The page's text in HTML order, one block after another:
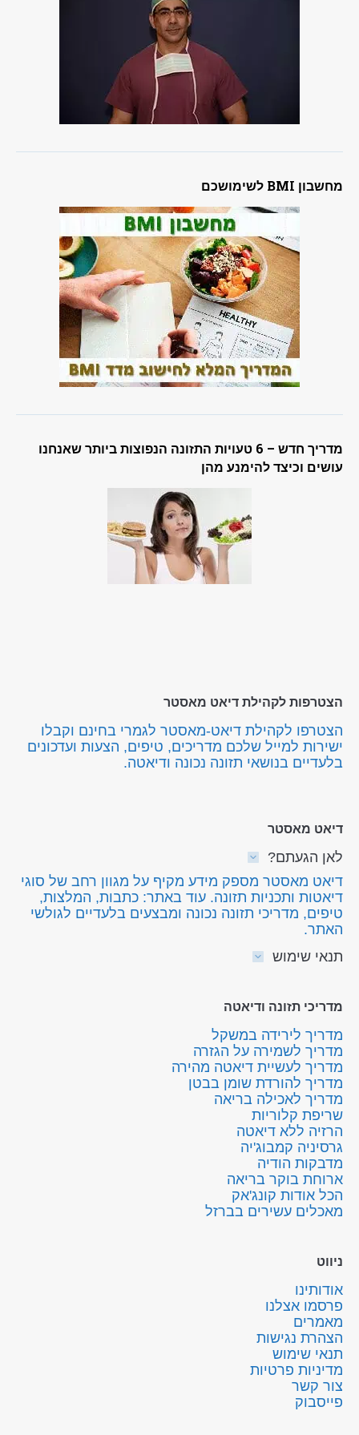
מחשבון BMI לשימושכם
מדריך חדש – 6 טעויות התזונה הנפוצות ביותר שאנחנו
עושים וכיצד להימנע מהן
הצטרפות לקהילת דיאט מאסטר
הצטרפו לקהילת דיאט-מאסטר לגמרי בחינם וקבלו
ישירות למייל שלכם מדריכים, טיפים, הצעות ועדכונים
בלעדיים בנושאי תזונה נכונה ודיאטה.
דיאט מאסטר
לאן הגעתם?
דיאט מאסטר מספק מידע מקיף על מגוון רחב של סוגי
דיאטות ותכניות תזונה. עוד באתר: כתבות, המלצות,
טיפים, מדריכי תזונה נכונה ומבצעים בלעדיים לגולשי
האתר.
תנאי שימוש
מדריכי תזונה ודיאטה
מדריך לירידה במשקל
מדריך לשמירה על הגזרה
מדריך לעשיית דיאטה מהירה
מדריך להורדת שומן בבטן
מדריך לאכילה בריאה
שריפת קלוריות
הרזיה ללא דיאטה
גרסיניה קמבוג'יה
מדבקות הודיה
ארוחת בוקר בריאה
הכל אודות קונג'אק
מאכלים עשירים בברזל
ניווט
אודותינו
פרסמו אצלנו
מאמרים
הצהרת נגישות
תנאי שימוש
מדיניות פרטיות
צור קשר
פייסבוק